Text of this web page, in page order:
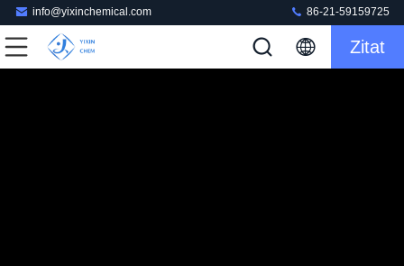
info@yixinchemical.com 86-21-59159725
Zitat